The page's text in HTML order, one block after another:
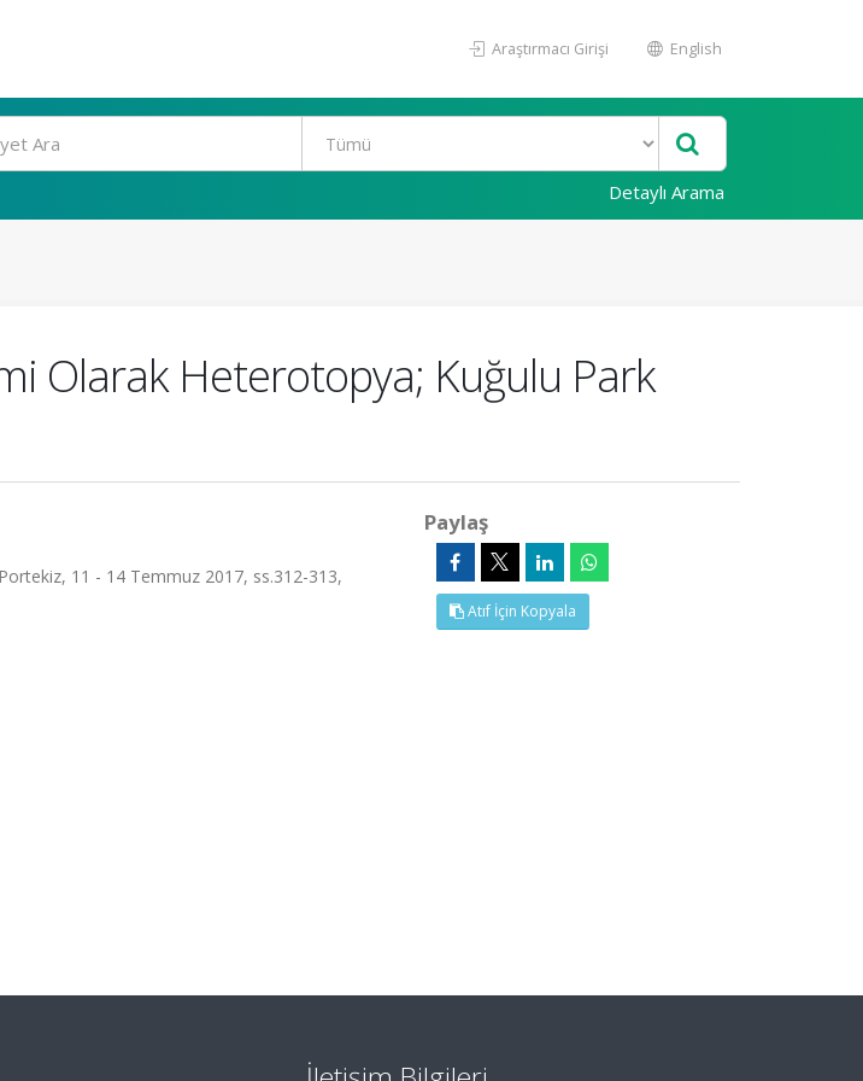
Araştırmacı Girişi English
Detaylı Arama
Olarak Heterotopya; Kuğulu Park
11 - 14 Temmuz 2017, ss.312-313,
Paylaş
Atıf İçin Kopyala